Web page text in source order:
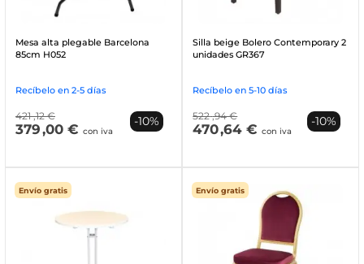
Mesa alta plegable Barcelona
85cm H052
Recíbelo en 2-5 días
421 ,12 €
379,00 € con iva
-10%
Silla beige Bolero Contemporary 2
unidades GR367
Recíbelo en 5-10 días
522 ,94 €
470,64 € con iva
-10%
Envío gratis Envío gratis